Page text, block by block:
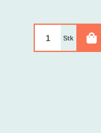
Stk